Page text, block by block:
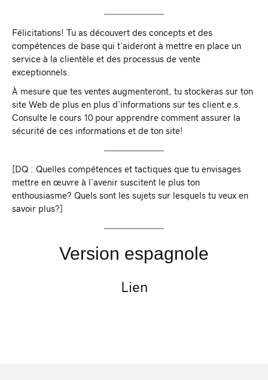
Félicitations! Tu as découvert des concepts et des
compétences de base qui t’aideront à mettre en place un
service à la clientèle et des processus de vente
exceptionnels.
À mesure que tes ventes augmenteront, tu stockeras sur ton
site Web de plus en plus d’informations sur tes client.e.s.
Consulte le cours 10 pour apprendre comment assurer la
sécurité de ces informations et de ton site!
[DQ : Quelles compétences et tactiques que tu envisages
mettre en œuvre à l’avenir suscitent le plus ton
enthousiasme? Quels sont les sujets sur lesquels tu veux en
savoir plus?]
Version espagnole
Lien